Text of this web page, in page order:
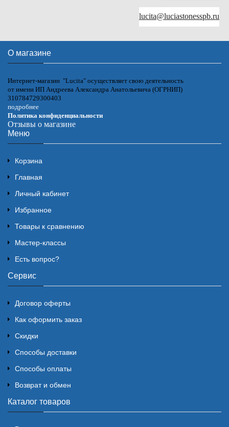
lucita@luciastonesspb.ru
О магазине
Интернет-магазин "Lucita" осуществляет свою деятельность
от имени ИП Андреева Александра Анатольевича (ОГРНИП)
310784729300403
подробнее
Политика конфиденциальности
Отзывы о магазине
Меню
Корзина
Главная
Личный кабинет
Избранное
Товары к сравнению
Мастер-классы
Есть вопрос?
Сервис
Договор оферты
Как оформить заказ
Скидки
Способы доставки
Способы оплаты
Возврат и обмен
Каталог товаров